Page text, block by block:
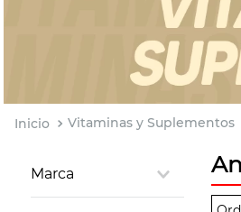
Vitaminas y Suplementos
Marca
6.
toallitas humedas
7.
prueba embarazo
8
9.
ibuprofeno